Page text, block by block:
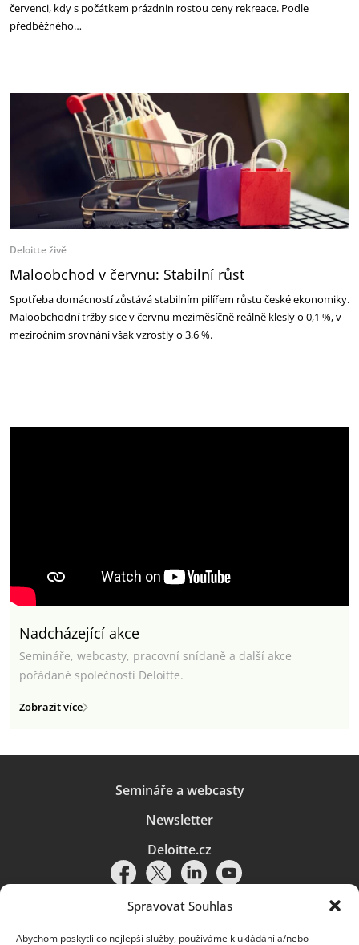
Spravovat Souhlas
Abychom poskytli co nejlepší služby, používáme k ukládání a/nebo
červenci, kdy s počátkem prázdnin rostou ceny rekreace. Podle
předběžného…
Deloitte živě
Maloobchod v červnu: Stabilní růst
Spotřeba domácností zůstává stabilním pilířem růstu české ekonomiky.
Maloobchodní tržby sice v červnu meziměsíčně reálně klesly o 0,1 %, v
meziročním srovnání však vzrostly o 3,6 %.
Nadcházející akce
Semináře, webcasty, pracovní snídaně a další akce
pořádané společností Deloitte.
Zobrazit více
Semináře a webcasty
Newsletter
Deloitte.cz